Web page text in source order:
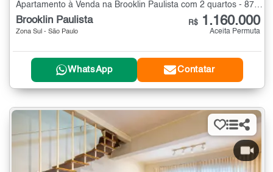
Apartamento à Venda na Brooklin Paulista com 2 quartos - 87 m²
Brooklin Paulista
Zona Sul - São Paulo
R$ 1.160.000
Aceita Permuta
WhatsApp Contatar